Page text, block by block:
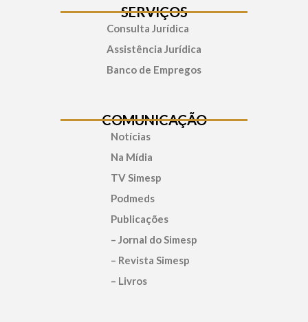
SERVIÇOS
Consulta Jurídica
Assistência Jurídica
Banco de Empregos
COMUNICAÇÃO
Notícias
Na Mídia
TV Simesp
Podmeds
Publicações
– Jornal do Simesp
– Revista Simesp
– Livros